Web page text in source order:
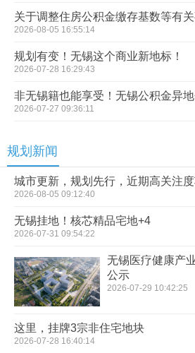
关于调整住房公积金缴存基数等有
2026-08-05 16:55:14
规划有变！无锡这个商业新地标！
2026-07-28 16:29:43
非无锡籍也能享受！无锡公积金异
2026-07-27 09:36:11
规划新闻
城市更新，规划先行，近期高关注度
2026-08-05 09:12:40
无锡挂地！核芯精品宅地+4
2026-07-31 09:54:22
无锡医疗健康产
公示
2026-07-29 10:42:25
这里，挂牌3宗非住宅地块
2026-07-28 16:40:14